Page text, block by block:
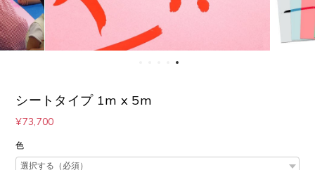
シートタイプ 1m x 5m
¥73,700
色